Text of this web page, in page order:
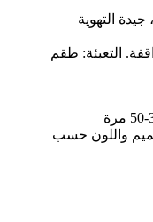
جيدة التهوية
التعبئة: طقم
واللون حسب